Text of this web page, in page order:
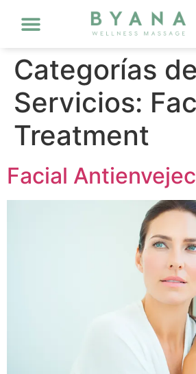
Categorías de
Servicios:
Treatment
Facial